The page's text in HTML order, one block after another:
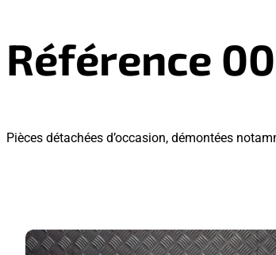
Référence
Pièces détachées d’occasion, démontées